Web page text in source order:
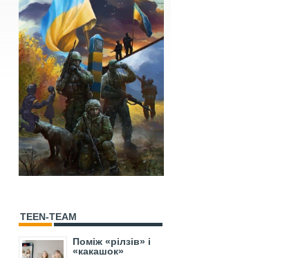
TEEN-TEAM
Поміж «рілзів» і
«какашок»